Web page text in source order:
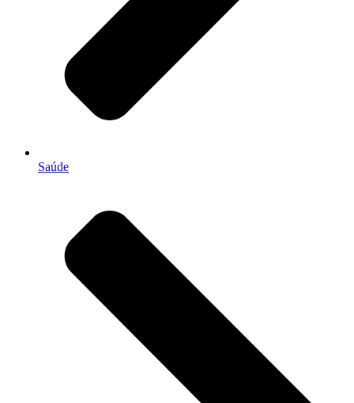
Saúde